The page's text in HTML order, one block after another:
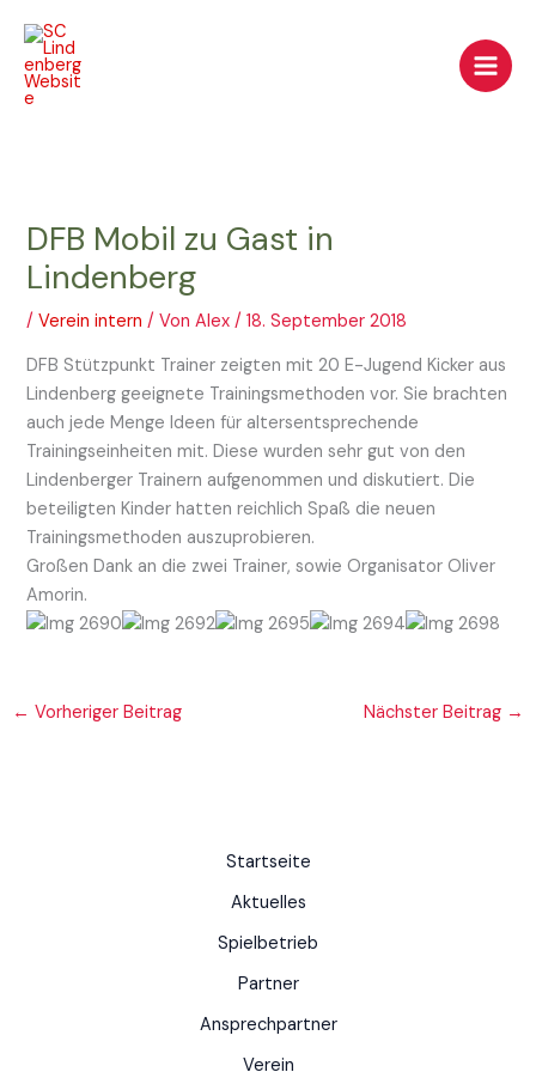
Inhalt
springen
DFB Mobil zu Gast in
Lindenberg
/Verein intern / VonAlex/18. September 2018
DFB Stützpunkt Trainer zeigten mit 20 E-Jugend Kicker aus
Lindenberg geeignete Trainingsmethoden vor. Sie brachten
auch jede Menge Ideen für altersentsprechende
Trainingseinheiten mit. Diese wurden sehr gut von den
Lindenberger Trainern aufgenommen und diskutiert. Die
beteiligten Kinder hatten reichlich Spaß die neuen
Trainingsmethoden auszuprobieren.
Großen Dank an die zwei Trainer, sowie Organisator Oliver
Amorin.
← Vorheriger Beitrag Nächster Beitrag →
Startseite
Aktuelles
Spielbetrieb
Partner
Ansprechpartner
Verein